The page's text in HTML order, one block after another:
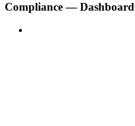
Compliance — Dashboard